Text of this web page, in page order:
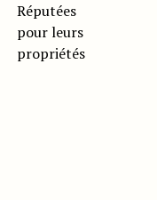
Réputées
pour leurs
propriétés